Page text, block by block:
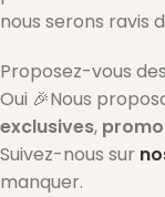
nous serons ravis
Proposez-vous
Oui 🎉Nous
exclusives,
Suivez-nous sur
manquer.